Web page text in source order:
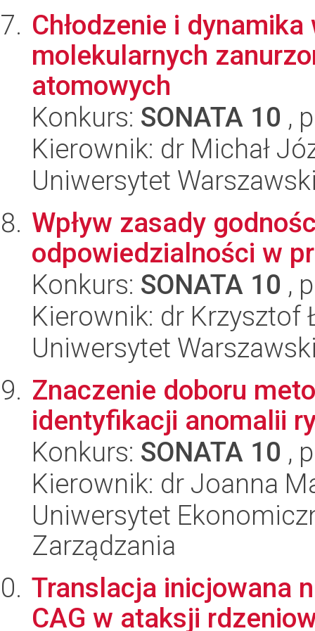
Chłodzenie i
molekularnych
atomowych
Konkurs: SONATA 10 ,
Kierownik: dr Michał
Uniwersytet
Wpływ zasady
odpowiedzialności w
Konkurs: SONATA 10 ,
Kierownik: dr Krzysztof
Uniwersytet
Znaczenie doboru
identyfikacji anomalii
Konkurs: SONATA 10 ,
Kierownik: dr Joanna
Uniwersytet
Zarządzania
Translacja inicjowana
CAG w ataksji